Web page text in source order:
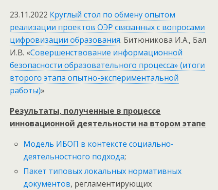
23.11.2022 Круглый стол по обмену опытом
реализации проектов ОЭР связанных с вопросами
цифровизации образования. Битюникова И.А., Бал
И.В. «Совершенствование информационной
безопасности образовательного процесса» (итоги
второго этапа опытно-экспериментальной
работы)»
Результаты, полученные в процессе
инновационной деятельности на втором этапе
Модель ИБОП в контексте социально-
деятельностного подхода;
Пакет типовых локальных нормативных
документов, регламентирующих